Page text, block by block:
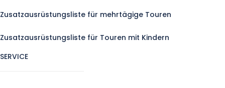
Zusatzausrüstungsliste für mehrtägige Touren
Zusatzausrüstungsliste für Touren mit Kindern
SERVICE